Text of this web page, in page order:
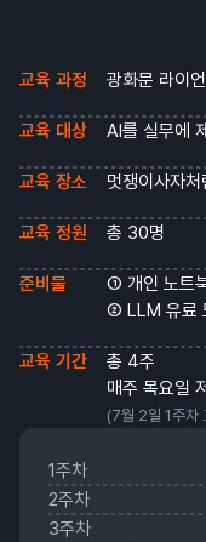
교육 과정 광화문 라이
교육 대상 AI를 실무에
교육 장소 멋쟁이사자
교육 정원 총 30명
준비물
① 개인 노트
② LLM 유료
교육 기간
총 4주
매주 목요일
(7월 2일 1주차
1주차
2주차
3주차